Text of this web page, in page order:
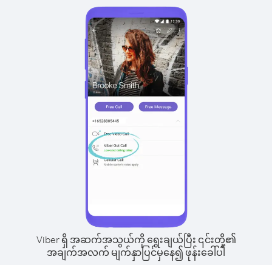
Viber ရှိ အဆက်အသွယ်ကို ရွေးချယ်ပြီး ၎င်းတို့၏
အချက်အလက် မျက်နှာပြင်မှနေ၍ ဖုန်းခေါ်ပါ